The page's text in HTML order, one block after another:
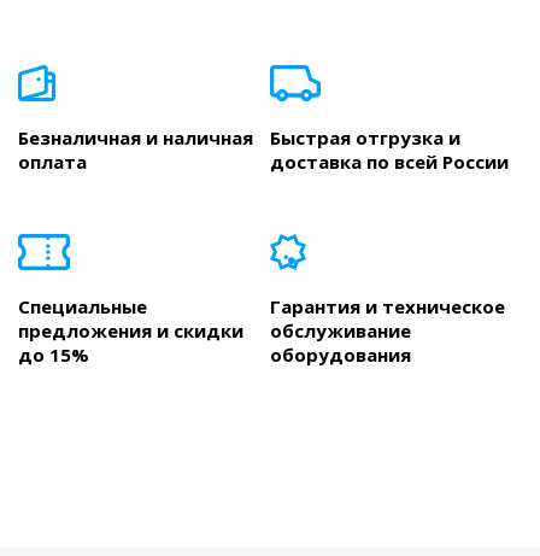
Безналичная и наличная
оплата
Быстрая отгрузка и
доставка по всей России
Специальные
предложения и скидки
до 15%
Гарантия и техническое
обслуживание
оборудования